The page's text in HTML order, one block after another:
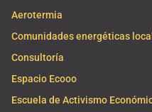
Aerotermia
Comunidades energéticas
Consultoría
Espacio Ecooo
Escuela de Activismo